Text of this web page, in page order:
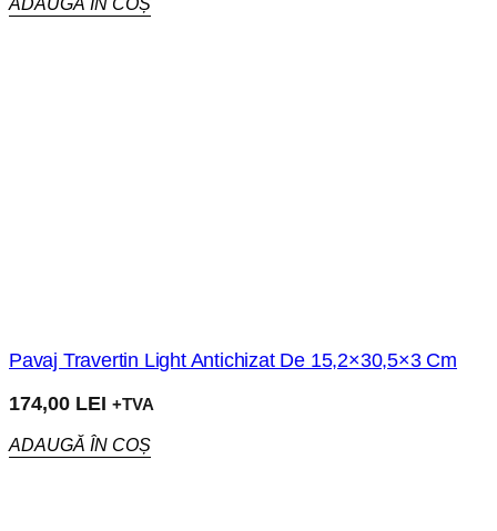
Pavaj Travertin Light Antichizat De 15,2×30,5×3 Cm
174,00 LEI +TVA
ADAUGĂ ÎN COȘ